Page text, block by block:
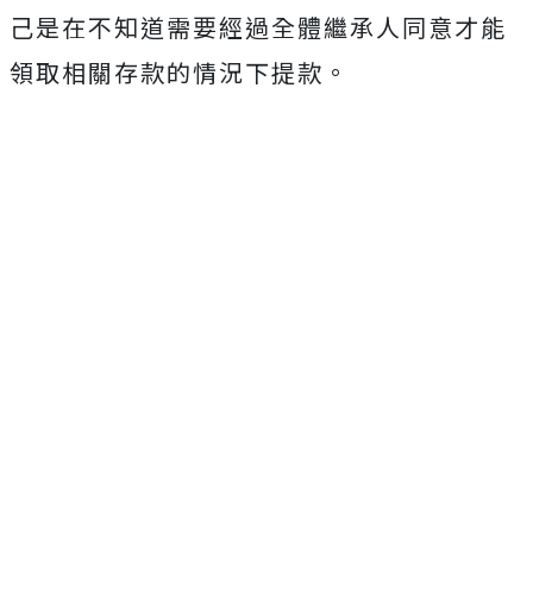
己是在不知道需要經過全體繼承人同意才能
領取相關存款的情況下提款。